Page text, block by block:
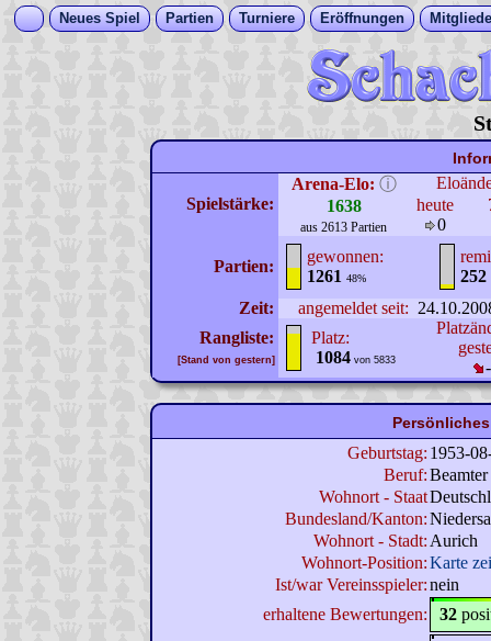
Neues Spiel Partien Turniere Eröffnungen
Spielstärke:
Arena-Elo: ⓘ
1638
aus 2613 Partien
heute
0
Partien:
gewonnen:
1261 48%
252
Zeit:
angemeldet seit:
Rangliste:
[Stand von gestern]
Platz:
1084 von 5833
Geburtstag: 1953-
Beruf:
Wohnort - Staat
Bundesland/Kanton:
Wohnort - Stadt: Aurich
Wohnort-Position:Karte
Ist/war Vereinsspieler:nein
erhaltene Bewertungen:
32